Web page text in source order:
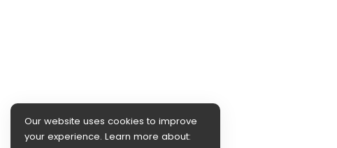
Our website uses cookies to improve
your experience. Learn more about: